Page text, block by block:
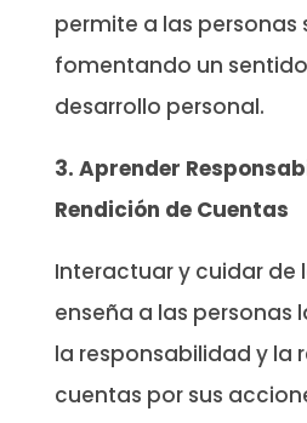
permite a las personas
fomentando un
desarrollo personal.
3. Aprender
Rendición de Cuentas
Interactuar y cuidar de
enseña a las personas
la responsabilidad y la
cuentas por sus